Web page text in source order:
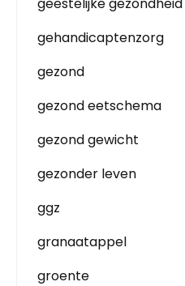
gehandicaptenzorg
gezond
gezond eetschema
gezond gewicht
gezonder leven
ggz
granaatappel
groente